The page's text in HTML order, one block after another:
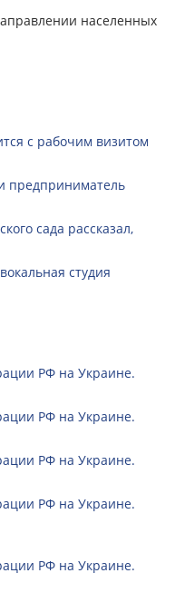
населенных
с рабочим визитом
предприниматель
сада рассказал,
студия
РФ на Украине.
РФ на Украине.
РФ на Украине.
РФ на Украине.
РФ на Украине.